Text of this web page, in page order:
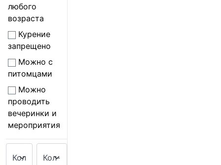
любого
возраста
Курение
запрещено
Можно с
питомцами
Можно
проводить
вечеринки и
мероприятия